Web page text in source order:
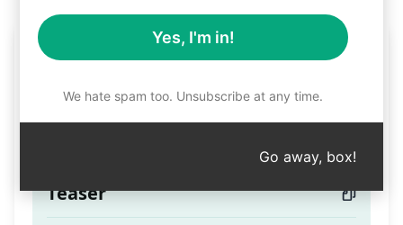
Próbáld Ki Az
észrevehetetlen AI
Tartalmat
Teaser
Yes, I'm in!
We hate spam too. Unsubscribe at any time.
Go away, box!